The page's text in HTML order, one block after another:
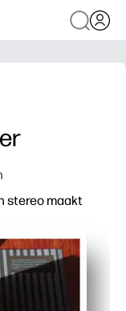
stereo maakt